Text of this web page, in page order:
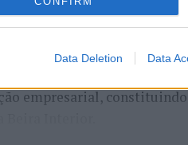
Data Deletion Data
no âmbito de
16 e 26 de julho, na
Portugal. Com origens
tradição, atividade
empresarial,